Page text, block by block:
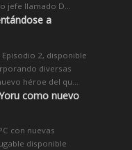
a
jefe llamado D...
como nuevo
2, disponible
diversas
héroe del qu...
con nuevas
disponible